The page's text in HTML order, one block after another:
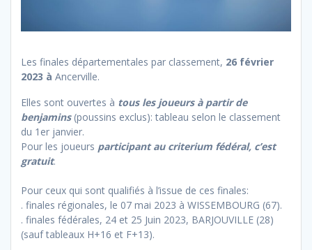
Les finales départementales par classement, 26 février
2023 à Ancerville.
Elles sont ouvertes à tous les joueurs à partir de
benjamins(poussins exclus): tableau selon le classement
du 1er janvier.
Pour les joueurs participant au criterium fédéral, c’est
gratuit.
Pour ceux qui sont qualifiés à l’issue de ces finales:
. finales régionales, le 07 mai 2023 à WISSEMBOURG (67).
. finales fédérales, 24 et 25 Juin 2023, BARJOUVILLE (28)
(sauf tableaux H+16 et F+13).